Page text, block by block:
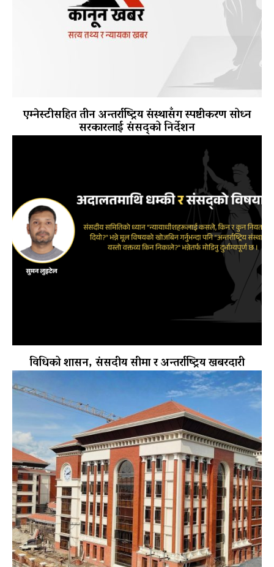
एम्नेस्टीसहित तीन अन्तर्राष्ट्रिय संस्थासँग स्पष्टीकरण सोध्न
सरकारलाई संसद्को निर्देशन
विधिको शासन, संसदीय सीमा र अन्तर्राष्ट्रिय खबरदारी